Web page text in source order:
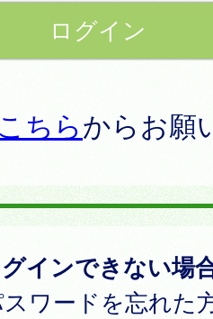
こちらからお願
インできない場
スワードを忘れた